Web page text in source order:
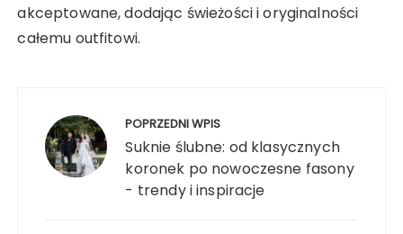
akceptowane, dodając świeżości i oryginalności
całemu outfitowi.
wpisu POPRZEDNI WPIS
Suknie ślubne: od klasycznych
koronek po nowoczesne fasony
- trendy i inspiracje